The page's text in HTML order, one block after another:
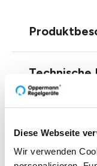
Diese Webseite
Wir verwenden
Technische